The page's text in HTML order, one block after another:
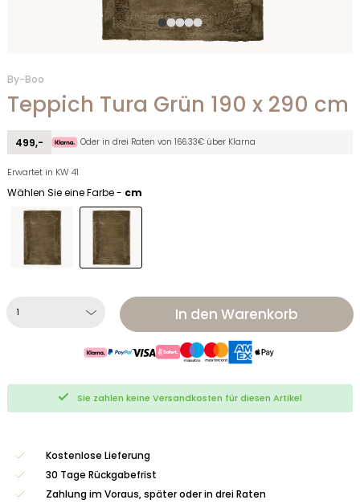
By-Boo
Teppich Tura Grün 190 x 290 cm
499,- Oder in drei Raten von 166.33€ über Klarna
Erwartet in KW 41
Wählen Sie eine Farbe - cm
In den Warenkorb
Sie zahlen keine Versandkosten für diesen Artikel
Kostenlose Lieferung
30 Tage Rückgabefrist
Zahlung im Voraus, später oder in drei Raten